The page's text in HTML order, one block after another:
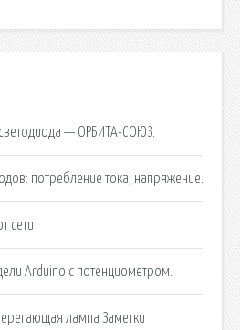
— ОРБИТА-СОЮЗ.
потребление тока, напряжение.
сети
Arduino с потенциометром.
лампа Заметки